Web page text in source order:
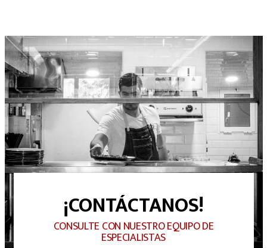
¡CONTÁCTANOS!
CONSULTE CON NUESTRO EQUIPO DE
ESPECIALISTAS